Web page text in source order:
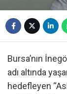
Bursa’nın
adı altında
hedefleyen